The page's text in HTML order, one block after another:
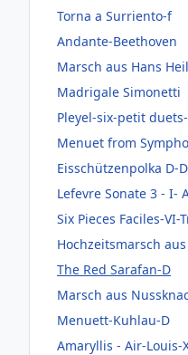
Torna a Surriento-f
Andante-Beethoven
Marsch aus Hans
Madrigale Simonetti
Pleyel-six-petit
Menuet from
Eisschützenpolka D-
Lefevre Sonate 3 - I-
Six Pieces Faciles-
Hochzeitsmarsch
The Red Sarafan-D
Marsch aus
Menuett-Kuhlau-D
Amaryllis - Air-Louis-